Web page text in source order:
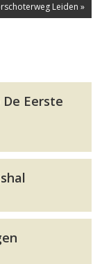
Leiden »
Eerste